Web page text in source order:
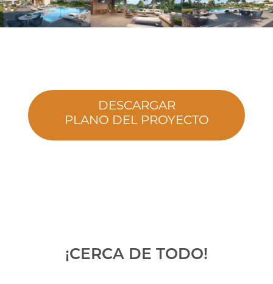
DESCARGAR
PLANO DEL PROYECTO
¡CERCA DE TODO!